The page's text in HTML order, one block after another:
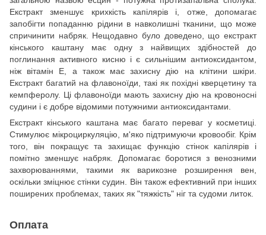
Екстракт зменшує крихкість капілярів і, отже, допомагає
запобігти попаданню рідини в навколишні тканини, що може
спричинити набряк. Нещодавно було доведено, що екстракт
кінського каштану має одну з найвищих здібностей до
поглинання активного кисню і є сильнішим антиоксидантом,
ніж вітамін Е, а також має захисну дію на клітини шкіри.
Екстракт багатий на флавоноїди, такі як похідні кверцетину та
кемпферолу. Ці флавоноїди мають захисну дію на кровоносні
судини і є добре відомими потужними антиоксидантами.
Екстракт кінського каштана має багато переваг у косметиці.
Стимулює мікроциркуляцію, м'яко підтримуючи кровообіг. Крім
того, він покращує та захищає функцію стінок капілярів і
помітно зменшує набряк. Допомагає боротися з венозними
захворюваннями, такими як варикозне розширення вен,
оскільки зміцнює стінки судин. Він також ефективний при інших
поширених проблемах, таких як "тяжкість" ніг та судоми литок.
Оплата